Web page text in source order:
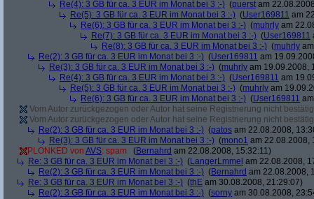
Re(4): 3 GB für ca. 3 EUR im Monat bei 3 :-) (puerst am
Re(5): 3 GB für ca. 3 EUR im Monat bei 3 :-) (User169811 am
Re(6): 3 GB für ca. 3 EUR im Monat bei 3 :-) (muhrly am
Re(7): 3 GB für ca. 3 EUR im Monat bei 3 :-) (User169811
Re(8): 3 GB für ca. 3 EUR im Monat bei 3 :-) (muhrly
Re(2): 3 GB für ca. 3 EUR im Monat bei 3 :-) (User169811 am
Re(3): 3 GB für ca. 3 EUR im Monat bei 3 :-) (muhrly am 19.09.2008,
Re(4): 3 GB für ca. 3 EUR im Monat bei 3 :-) (User169811 am
Re(5): 3 GB für ca. 3 EUR im Monat bei 3 :-) (muhrly am
Re(6): 3 GB für ca. 3 EUR im Monat bei 3 :-) (User169811
Vom Autor zurückgezogen oder Autor hat seine Registrierung nicht
Vom Autor zurückgezogen oder Autor hat seine Registrierung nicht
Re(2): 3 GB für ca. 3 EUR im Monat bei 3 :-) (patos am 22.08.2008,
Re(3): 3 GB für ca. 3 EUR im Monat bei 3 :-) (mono1 am 22.08.2008,
PLONKED von AVS: spam (Bernahrd am 22.08.2008, 15:32:11)
Re: 3 GB für ca. 3 EUR im Monat bei 3 :-) (LangerLmmel am 22.08.2008,
Re(2): 3 GB für ca. 3 EUR im Monat bei 3 :-) (Bernahrd am 22.08.2008,
Re: 3 GB für ca. 3 EUR im Monat bei 3 :-) (thE am 30.08.2008, 21:29:07)
Re(2): 3 GB für ca. 3 EUR im Monat bei 3 :-) (sorny am 30.08.2008,